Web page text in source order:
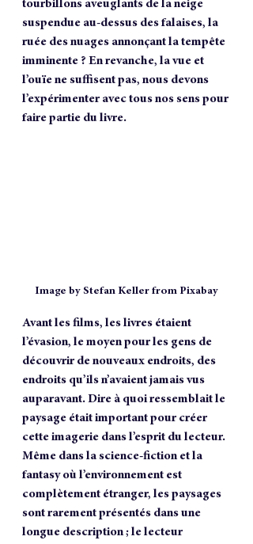
tourbillons aveuglants de la neige
suspendue au-dessus des falaises, la
ruée des nuages annonçant la tempête
imminente ? En revanche, la vue et
l’ouïe ne suffisent pas, nous devons
l’expérimenter avec tous nos sens pour
faire partie du livre.
Image by Stefan Keller from Pixabay
Avant les films, les livres étaient
l’évasion, le moyen pour les gens de
découvrir de nouveaux endroits, des
endroits qu’ils n’avaient jamais vus
auparavant. Dire à quoi ressemblait le
paysage était important pour créer
cette imagerie dans l’esprit du lecteur.
Même dans la science-fiction et la
fantasy où l’environnement est
complètement étranger, les paysages
sont rarement présentés dans une
longue description ; le lecteur